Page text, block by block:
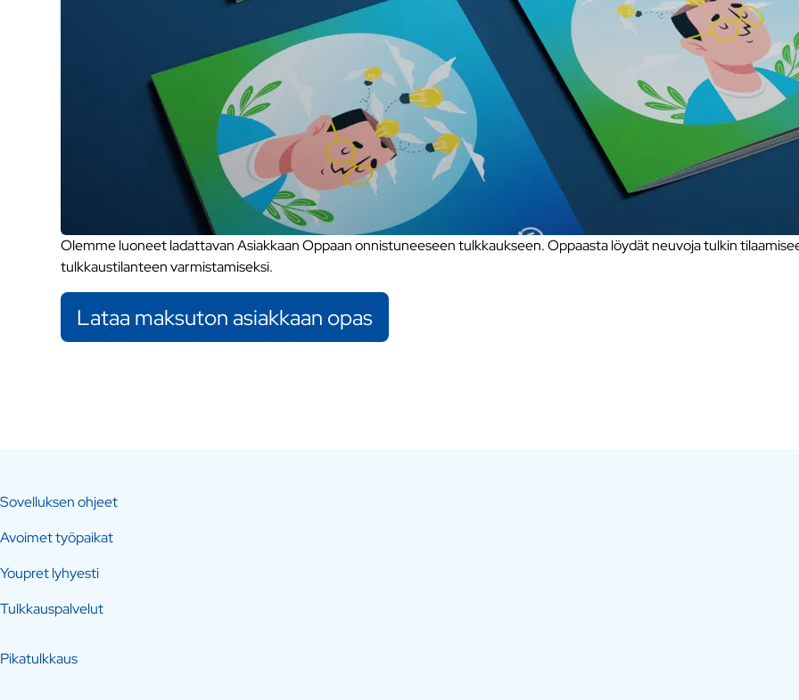
Olemme luoneet ladattavan Asiakkaan Oppaan onnistuneeseen tulkkaukseen. Oppaasta löydät neuvoja tulkin
tulkkaustilanteen varmistamiseksi.
Lataa maksuton asiakkaan opas
Sovelluksen ohjeet
Avoimet työpaikat
Youpret lyhyesti
Tulkkauspalvelut
Pikatulkkaus